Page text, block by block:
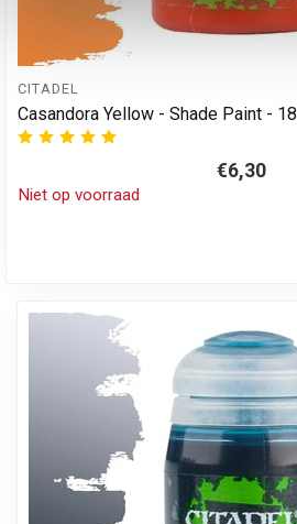
CITADEL
Casandora Yellow - Shade Paint -
€6,30
Niet op voorraad